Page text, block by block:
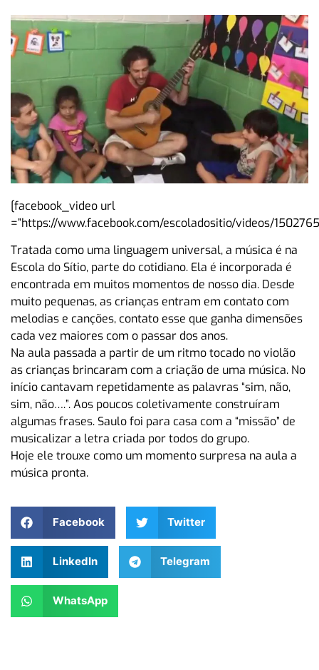
[facebook_video url
=”https://www.facebook.com/escoladositio/videos/
Tratada como uma linguagem universal, a música é na
Escola do Sítio, parte do cotidiano. Ela é incorporada é
encontrada em muitos momentos de nosso dia. Desde
muito pequenas, as crianças entram em contato com
melodias e canções, contato esse que ganha dimensões
cada vez maiores com o passar dos anos.
Na aula passada a partir de um ritmo tocado no violão
as crianças brincaram com a criação de uma música. No
início cantavam repetidamente as palavras “sim, não,
sim, não….”. Aos poucos coletivamente construíram
algumas frases. Saulo foi para casa com a “missão” de
musicalizar a letra criada por todos do grupo.
Hoje ele trouxe como um momento surpresa na aula a
música pronta.
Facebook Twitter
LinkedIn Telegram
WhatsApp